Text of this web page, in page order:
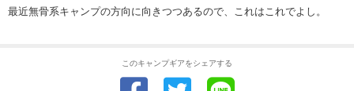
最近無骨系キャンプの方向に向きつつあるので、これはこれでよし。
このキャンプギアをシェアする